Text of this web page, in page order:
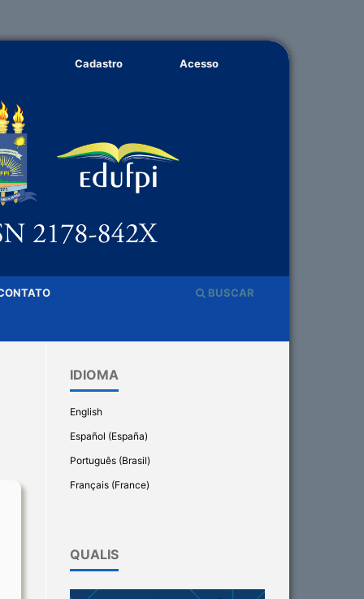
BUSCAR
Cadastro Acesso
IDIOMA
English
Español (España)
Português (Brasil)
Français (France)
QUALIS